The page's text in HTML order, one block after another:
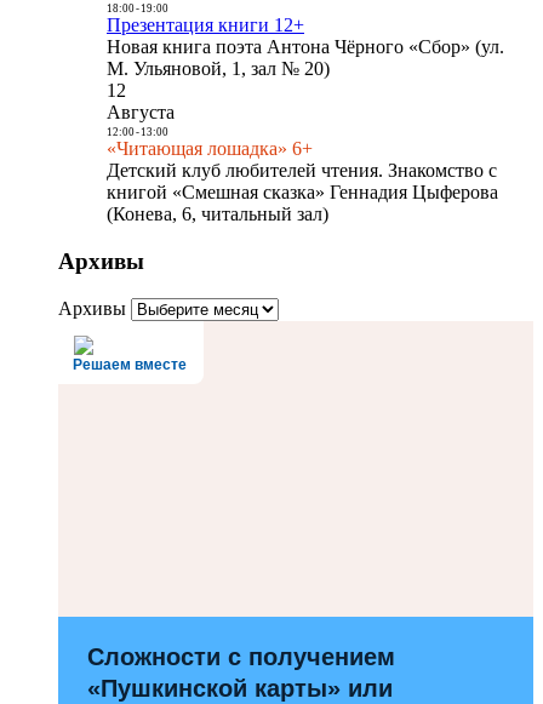
18:00- 19:00
Презентация книги 12+
Новая книга поэта Антона Чёрного «Сбор» (ул.
М. Ульяновой, 1, зал № 20)
12
Августа
12:00- 13:00
«Читающая лошадка» 6+
Детский клуб любителей чтения. Знакомство с
книгой «Смешная сказка» Геннадия Цыферова
(Конева, 6, читальный зал)
Архивы
Архивы
Решаем вместе
Сложности с получением
«Пушкинской карты» или